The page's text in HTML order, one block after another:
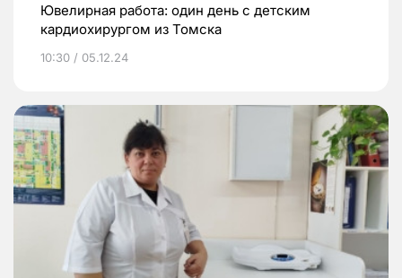
Ювелирная работа: один день с детским
кардиохирургом из Томска
10:30 / 05.12.24